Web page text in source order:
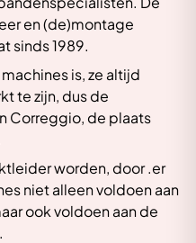
en (de)montage
sinds 1989.
is, ze altijd
te zijn, dus de
Correggio, de plaats
worden, door .er
niet alleen voldoen aan
ook voldoen aan de